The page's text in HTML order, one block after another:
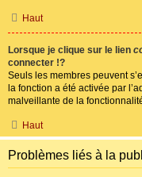
Haut
Lorsque je clique sur le lien
connecter !?
Seuls les membres peuvent
la fonction a été activée par
malveillante de la
Haut
Problèmes liés à la